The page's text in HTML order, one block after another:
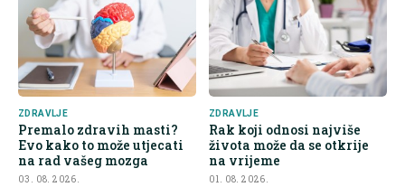
ZDRAVLJE
Premalo zdravih masti?
Evo kako to može utjecati
na rad vašeg mozga
03. 08. 2026.
ZDRAVLJE
Rak koji odnosi najviše
života može da se otkrije
na vrijeme
01. 08. 2026.